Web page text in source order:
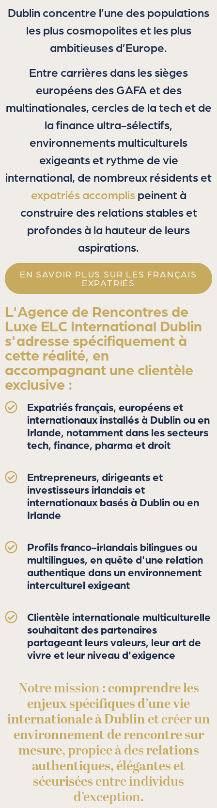
Dublin concentre l’une des populations
les plus cosmopolites et les plus
ambitieuses d’Europe.
Entre carrières dans les sièges
européens des GAFA et des
multinationales, cercles de la tech et de
la finance ultra-sélectifs,
environnements multiculturels
exigeants et rythme de vie
international, de nombreux résidents et
expatriés accomplispeinent à
construire des relations stables et
profondes à la hauteur de leurs
aspirations.
EN SAVOIR PLUS SUR LES FRANÇAIS
EXPATRIÉS
L'Agence de Rencontres de
Luxe ELC International Dublin
s'adresse spécifiquement à
cette réalité, en
accompagnant une clientèle
exclusive :
Expatriés français, européens et
internationaux installés à Dublin ou en
Irlande, notamment dans les secteurs
tech, finance, pharma et droit
Entrepreneurs, dirigeants et
investisseurs irlandais et
internationaux basés à Dublin ou en
Irlande
Profils franco-irlandais bilingues ou
multilingues, en quête d'une relation
authentique dans un environnement
interculturel exigeant
Clientèle internationale multiculturelle
souhaitant des partenaires
partageant leurs valeurs, leur art de
vivre et leur niveau d'exigence
Notre mission :comprendre les
enjeux spécifiques d’une vie
internationale à Dublinet créer un
environnement de rencontre sur
mesure, propice à desrelations
authentiques, élégantes et
sécuriséesentre individus
d’exception.